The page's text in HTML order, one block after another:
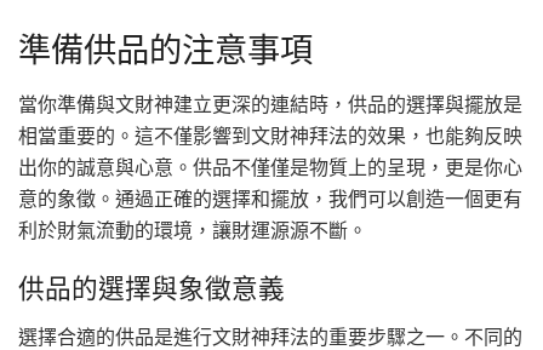
準備供品的注意事項
當你準備與文財神建立更深的連結時，供品的選擇與擺放是
相當重要的。這不僅影響到文財神拜法的效果，也能夠反映
出你的誠意與心意。供品不僅僅是物質上的呈現，更是你心
意的象徵。通過正確的選擇和擺放，我們可以創造一個更有
利於財氣流動的環境，讓財運源源不斷。
供品的選擇與象徵意義
選擇合適的供品是進行文財神拜法的重要步驟之一。不同的